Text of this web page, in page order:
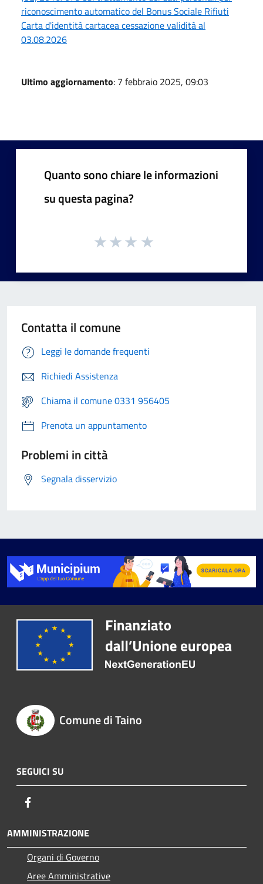
riconoscimento automatico del Bonus Sociale Rifiuti
Carta d'identità cartacea cessazione validità al
03.08.2026
Ultimo aggiornamento: 7 febbraio 2025, 09:03
Quanto sono chiare le informazioni
su questa pagina?
Contatta il comune
Leggi le domande frequenti
Richiedi Assistenza
Chiama il comune 0331 956405
Prenota un appuntamento
Problemi in città
Segnala disservizio
Comune di Taino
SEGUICI SU
AMMINISTRAZIONE
Organi di Governo
Aree Amministrative